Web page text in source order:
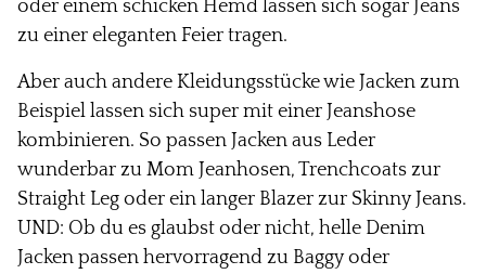
oder einem schicken Hemd lassen sich sogar Jeans
zu einer eleganten Feier tragen.
Aber auch andere Kleidungsstücke wie Jacken zum
Beispiel lassen sich super mit einer Jeanshose
kombinieren. So passen Jacken aus Leder
wunderbar zu Mom Jeanhosen, Trenchcoats zur
Straight Leg oder ein langer Blazer zur Skinny Jeans.
UND: Ob du es glaubst oder nicht, helle Denim
Jacken passen hervorragend zu Baggy oder